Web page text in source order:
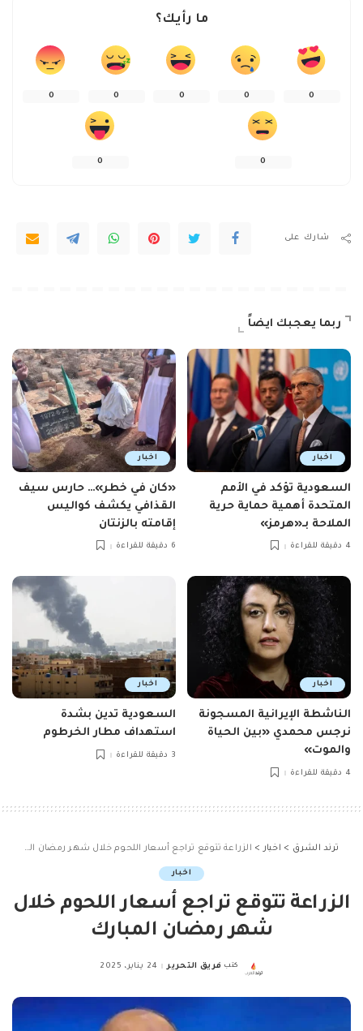
ما رأيك؟
0
0
0
0
0
0
0
شارك على
ربما يعجبك ايضاً
اخبار
السعودية تؤكد في الأمم
المتحدة أهمية حماية حرية
الملاحة بـ«هرمز»
4 دقيقة للقراءة
اخبار
«كان في خطر»… حارس سيف
القذافي يكشف كواليس
إقامته بالزنتان
6 دقيقة للقراءة
اخبار
الناشطة الإيرانية المسجونة
نرجس محمدي «بين الحياة
والموت»
4 دقيقة للقراءة
اخبار
السعودية تدين بشدة
استهداف مطار الخرطوم
3 دقيقة للقراءة
ترند الشرق > اخبار > الزراعة تتوقع تراجع أسعار اللحوم خلال شهر رمضان المبارك
اخبار
الزراعة تتوقع تراجع أسعار اللحوم خلال
شهر رمضان المبارك
Posted
كتب فريق التحرير 24 يناير، 2025